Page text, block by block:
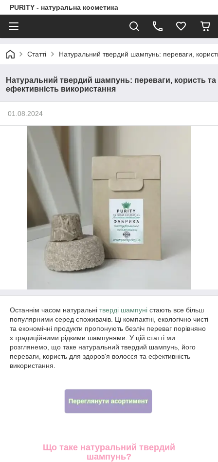
PURITY - натуральна косметика
Статті Натуральний твердий шампунь: переваги,
Натуральний твердий шампунь: переваги, користь та
ефективність використання
01.08.2024
Останнім часом натуральні тверді шампуні стають все більш
популярними серед споживачів. Ці компактні, екологічно чисті
та економічні продукти пропонують безліч переваг порівняно
з традиційними рідкими шампунями. У цій статті ми
розглянемо, що таке натуральний твердий шампунь, його
переваги, користь для здоров'я волосся та ефективність
використання.
Що таке натуральний твердий
шампунь?